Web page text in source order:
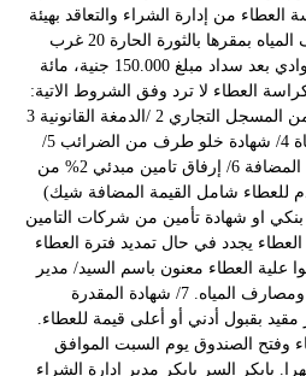
من إدارة الشراء والتعاقد بهيئة
الطرق والجسور و مصارف المياه بمقرها بالثورة الحارة 20 غرب
محطة وقود النيل شارع الوادي بعد سداد مبلغ 150.000 جنية، مائة
العطاء لا ترد وفق الشروط الاتية:
1/ إرفاق شهادة التسجيل من المسجل التجاري 2 /الدمغة القانونية 3
/شهادة إبراء ذمة من الزكاة 4/ شهادة خلو طرف من الضرائب 5/
شهادة تسجيل على القيمة المضافة 6/ إرفاق تامين مبدئي 2% من
للعطاء شامل القيمة المضافة شيك)
او شهادة تأمين من شركات التامين
يجدد في حال تمديد فترة العطاء
لمن يرسوا علية العطاء معنون باسم السيد/ مدير
عام هيئة الطرق والجسور ومصارف المياه. 7/ شهادة المقدرة
غير مقيد بقبول أدني أو أعلى قيمة للعطاء.
وفتح الصندوق يوم السبت الموافق
السـ12ـاعة ظهرا. بابكر السر بابكر مدير إدارة الشراء